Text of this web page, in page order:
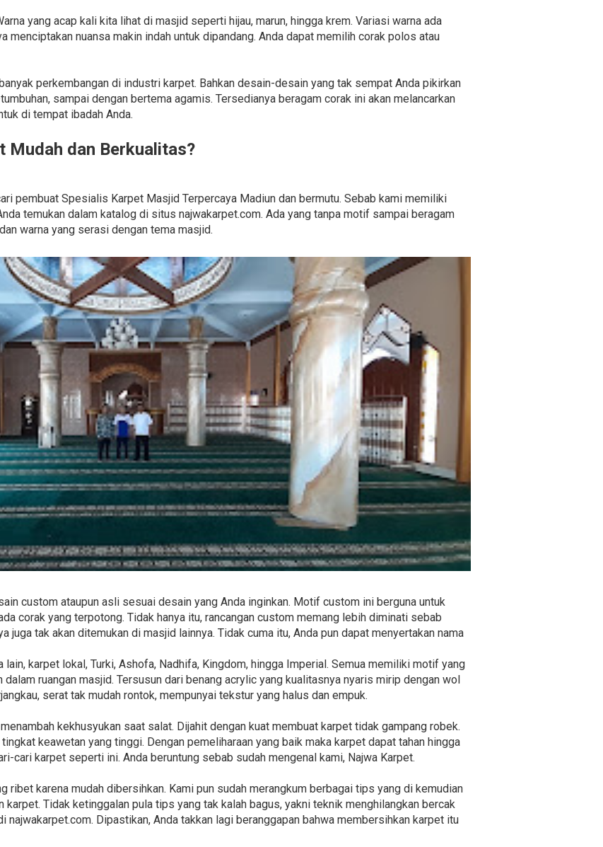
yang acap kali kita lihat di masjid seperti hijau, marun, hingga krem. Variasi warna ada
menciptakan nuansa makin indah untuk dipandang. Anda dapat memilih corak polos atau
perkembangan di industri karpet. Bahkan desain-desain yang tak sempat Anda pikirkan
sampai dengan bertema agamis. Tersedianya beragam corak ini akan melancarkan
di tempat ibadah Anda.
Mudah dan Berkualitas?
pembuat Spesialis Karpet Masjid Terpercaya Madiun dan bermutu. Sebab kami memiliki
temukan dalam katalog di situs najwakarpet.com. Ada yang tanpa motif sampai beragam
warna yang serasi dengan tema masjid.
custom ataupun asli sesuai desain yang Anda inginkan. Motif custom ini berguna untuk
corak yang terpotong. Tidak hanya itu, rancangan custom memang lebih diminati sebab
juga tak akan ditemukan di masjid lainnya. Tidak cuma itu, Anda pun dapat menyertakan nama
karpet lokal, Turki, Ashofa, Nadhifa, Kingdom, hingga Imperial. Semua memiliki motif yang
ruangan masjid. Tersusun dari benang acrylic yang kualitasnya nyaris mirip dengan wol
serat tak mudah rontok, mempunyai tekstur yang halus dan empuk.
kekhusyukan saat salat. Dijahit dengan kuat membuat karpet tidak gampang robek.
keawetan yang tinggi. Dengan pemeliharaan yang baik maka karpet dapat tahan hingga
cari karpet seperti ini. Anda beruntung sebab sudah mengenal kami, Najwa Karpet.
ribet karena mudah dibersihkan. Kami pun sudah merangkum berbagai tips yang di kemudian
karpet. Tidak ketinggalan pula tips yang tak kalah bagus, yakni teknik menghilangkan bercak
najwakarpet.com. Dipastikan, Anda takkan lagi beranggapan bahwa membersihkan karpet itu